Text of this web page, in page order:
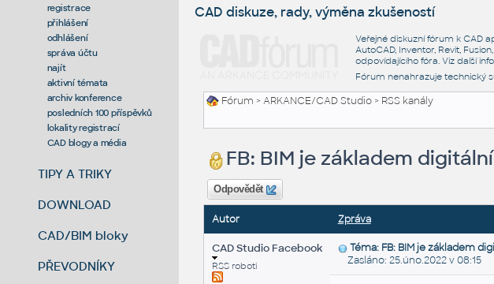
registrace
přihlášení
odhlášení
správa účtu
najít
aktivní témata
archiv konference
posledních 100 příspěvků
lokality registrací
CAD blogy a média
TIPY A TRIKY
DOWNLOAD
CAD/BIM bloky
PŘEVODNÍKY
CAD diskuze, rady, výměna zkušeností
Veřejné diskuzní fórum k CAD
AutoCAD, Inventor, Revit,
odpovídajícího fóra. Viz další
Fórum nenahrazuje technický
Fórum >ARKANCE/CAD Studio> RSS kanály
FB: BIM je základem
Odpovědět
Autor Zpráva
CAD Studio Facebook
RSS roboti
Téma: FB: BIM je základem
Zasláno: 25.úno.2022 v 08:15